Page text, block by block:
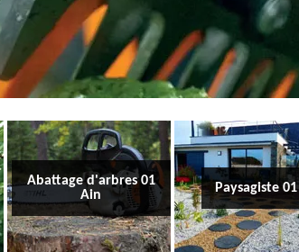
Abattage d'arbres 01
Ain
Paysagiste 01